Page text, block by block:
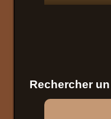
Rechercher